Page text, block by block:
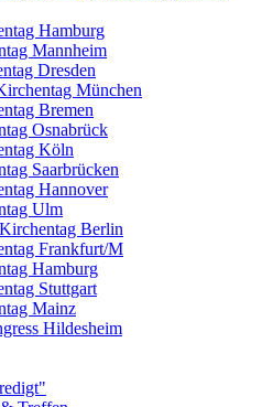
Hamburg
Mannheim
Dresden
München
Bremen
Osnabrück
Köln
Saarbrücken
Hannover
Ulm
Berlin
Frankfurt/M
Hamburg
Stuttgart
Mainz
Hildesheim